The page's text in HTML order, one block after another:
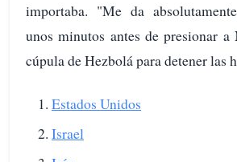
importaba. "Me da
unos minutos antes de presionar a
cúpula de Hezbolá para detener las
Estados Unidos
Israel